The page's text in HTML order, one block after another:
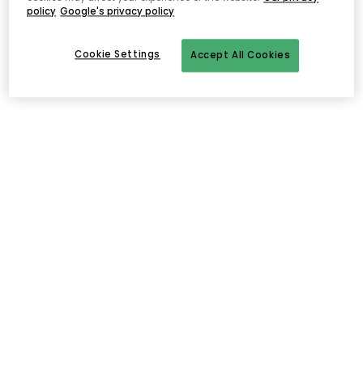
policy Google's privacy policy
Accept All Cookies
Cookie Settings